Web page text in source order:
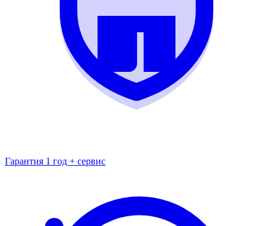
Гарантия 1 год + сервис